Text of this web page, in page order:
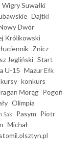
Wigry Suwałki
Dajtki
Dwór
Królikowski
Znicz
Jegliński Start
U-15 Mazur Ełk
konkurs
Morąg Pogoń
Olimpia
Sak Pasym Piotr
Michał
stomil.olsztyn.pl